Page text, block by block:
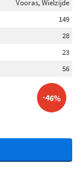
Vooras, Wielzijde
149
28
23
56
-46%